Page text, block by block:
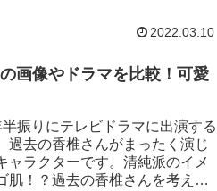
2022.03.10
画像やドラマを比較！可愛
振りにテレビドラマに出演する
過去の香椎さんがまったく演じ
ャラクターです。清純派のイメ
肌！？過去の香椎さんを考える